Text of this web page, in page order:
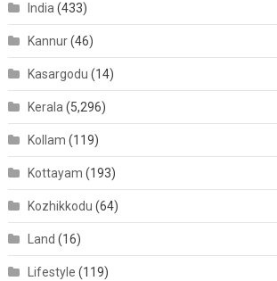
India(433)
Kannur(46)
Kasargodu (14)
Kerala(5,296)
Kollam (119)
Kottayam (193)
Kozhikkodu (64)
Land (16)
Lifestyle (119)